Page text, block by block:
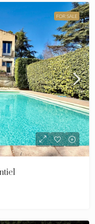
FOR SALE